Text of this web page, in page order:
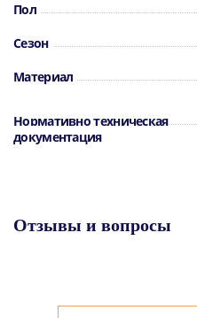
Пол
Сезон
Материал
Нормативно техническая
документация
Отзывы и вопросы